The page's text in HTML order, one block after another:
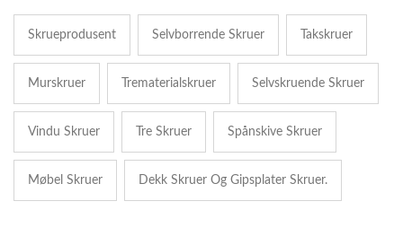
Skrueprodusent Selvborrende Skruer Takskruer
Murskruer Trematerialskruer Selvskruende Skruer
Vindu Skruer Tre Skruer Spånskive Skruer
Møbel Skruer Dekk Skruer Og Gipsplater Skruer.